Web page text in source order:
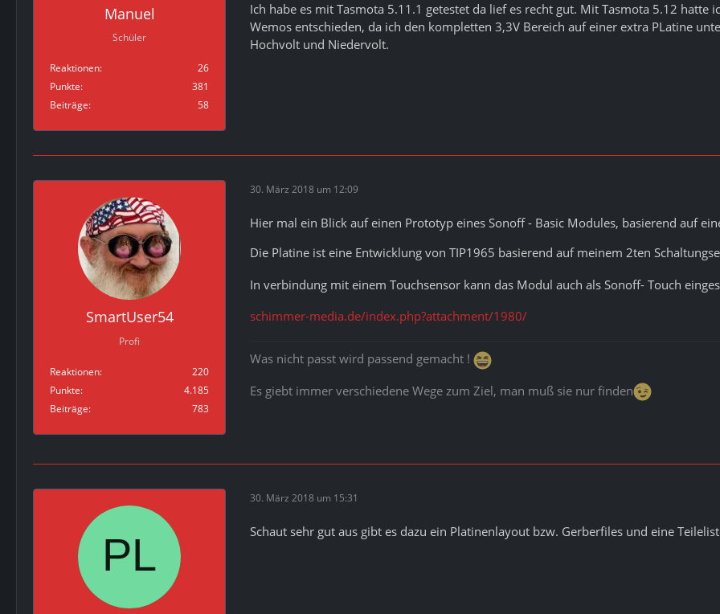
Manuel
Schüler
Reaktionen
26
Punkte
381
Beiträge
58
Ich habe es mit Tasmota 5.11.1 getestet da lief es recht gut. Mit Tasmota 5.12
Wemos entschieden, da ich den kompletten 3,3V Bereich auf einer extra PLatine
Hochvolt und Niedervolt.
SmartUser54
Profi
Reaktionen
220
Punkte
4.185
Beiträge
783
30. März 2018 um 12:09
Hier mal ein Blick auf einen Prototyp eines Sonoff - Basic Modules, basierend auf
Die Platine ist eine Entwicklung von TIP1965 basierend auf meinem 2ten
In verbindung mit einem Touchsensor kann das Modul auch als Sonoff- Touch
schimmer-media.de/index.php?attachment/1980/
Was nicht passt wird passend gemacht !
Es giebt immer verschiedene Wege zum Ziel, man muß sie nur finden
30. März 2018 um 15:31
Schaut sehr gut aus gibt es dazu ein Platinenlayout bzw. Gerberfiles und eine